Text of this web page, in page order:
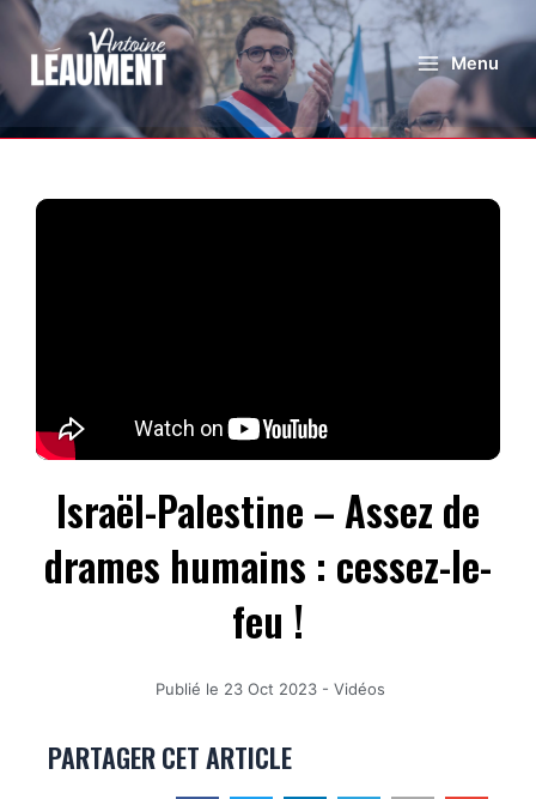
Menu
Israël-Palestine – Assez de
drames humains : cessez-le-
feu !
Publié le 23 Oct 2023 - Vidéos
PARTAGER CET ARTICLE